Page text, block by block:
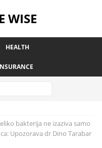
WISE
HEALTH
bakterija ne izaziva samo
Upozorava dr Dino Tarabar